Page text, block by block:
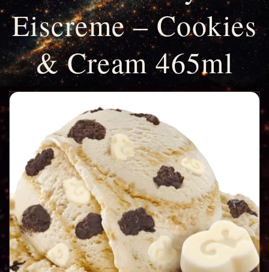
Eiscreme – Cookies
& Cream 465ml